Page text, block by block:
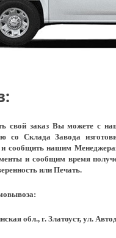
свой заказ Вы можете с
со Склада Завода
и сообщить нашим
и сообщим время
или Печать.
обл., г. Златоуст, ул.